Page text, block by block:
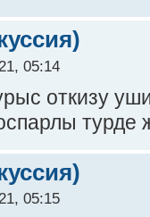
05:14
откизу
турде
05:15